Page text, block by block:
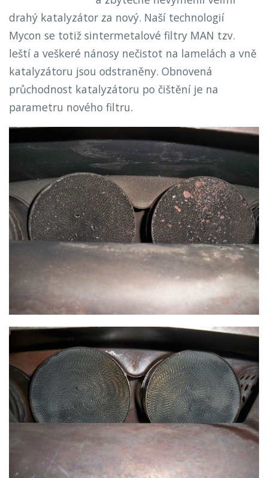
drahý katalyzátor za nový. Naší technologií
Mycon se totiž sintermetalové filtry MAN tzv.
leští a veškeré nánosy nečistot na lamelách a vně
katalyzátoru jsou odstraněny. Obnovená
průchodnost katalyzátoru po čištění je na
parametru nového filtru.